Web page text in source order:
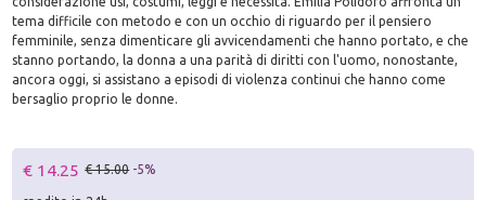
tema difficile con metodo e con un occhio di riguardo per il pensiero
femminile, senza dimenticare gli avvicendamenti che hanno portato, e che
stanno portando, la donna a una parità di diritti con l'uomo, nonostante,
ancora oggi, si assistano a episodi di violenza continui che hanno come
bersaglio proprio le donne.
€ 14.25 € 15.00 -5%